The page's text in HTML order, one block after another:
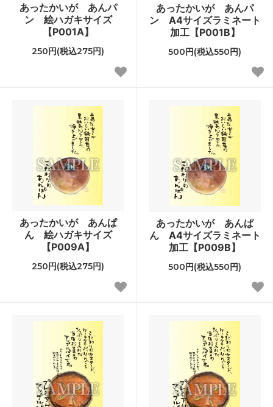
あったかいが あんパ
ン 絵ハガキサイズ
【P001A】
250円(税込275円)
あったかいが あんパ
ン A4サイズラミネート
加工【P001B】
500円(税込550円)
あったかいが あんぱ
ん 絵ハガキサイズ
【P009A】
250円(税込275円)
あったかいが あんぱ
ん A4サイズラミネート
加工【P009B】
500円(税込550円)